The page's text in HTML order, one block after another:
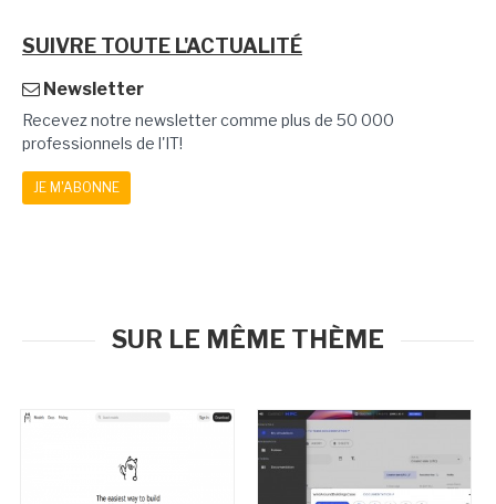
SUIVRE TOUTE L'ACTUALITÉ
Newsletter
Recevez notre newsletter comme plus de 50 000
professionnels de l'IT!
JE M'ABONNE
SUR LE MÊME THÈME